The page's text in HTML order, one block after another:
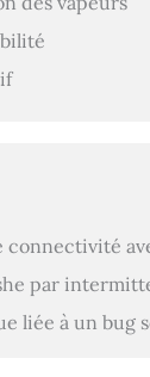
connectivité
par
liée à un bug